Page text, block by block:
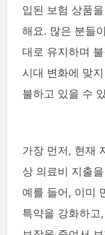
입된 보험 상품
해요. 많은 분들
대로 유지하며
시대 변화에 맞
불하고 있을 수
가장 먼저, 현재
상 의료비 지출
예를 들어, 이미
특약을 강화하